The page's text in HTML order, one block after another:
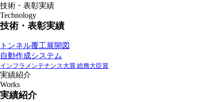
技術・表彰実績
Technology
技術・表彰実績
トンネル覆工展開図
自動作成システム
インフラメンテナンス大賞 総務大臣賞
実績紹介
Works
実績紹介